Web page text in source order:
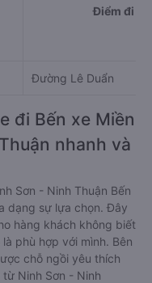
Điểm đi
Đường Lê Duẩn
đi Bến xe Miền
nhanh và
Sơn - Ninh Thuận Bến
dạng sự lựa chọn. Đây
hàng khách không biết
phù hợp với mình. Bên
chỗ ngồi yêu thích
Ninh Sơn - Ninh